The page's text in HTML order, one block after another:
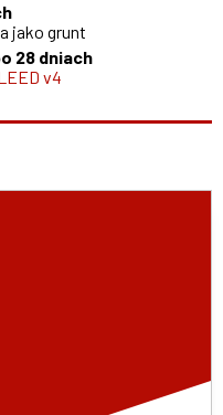
jako grunt
28 dniach
v4